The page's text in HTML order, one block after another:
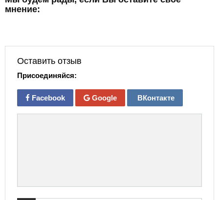
мнение:
Оставить отзыв
Присоединяйся:
Facebook Google ВКонтакте